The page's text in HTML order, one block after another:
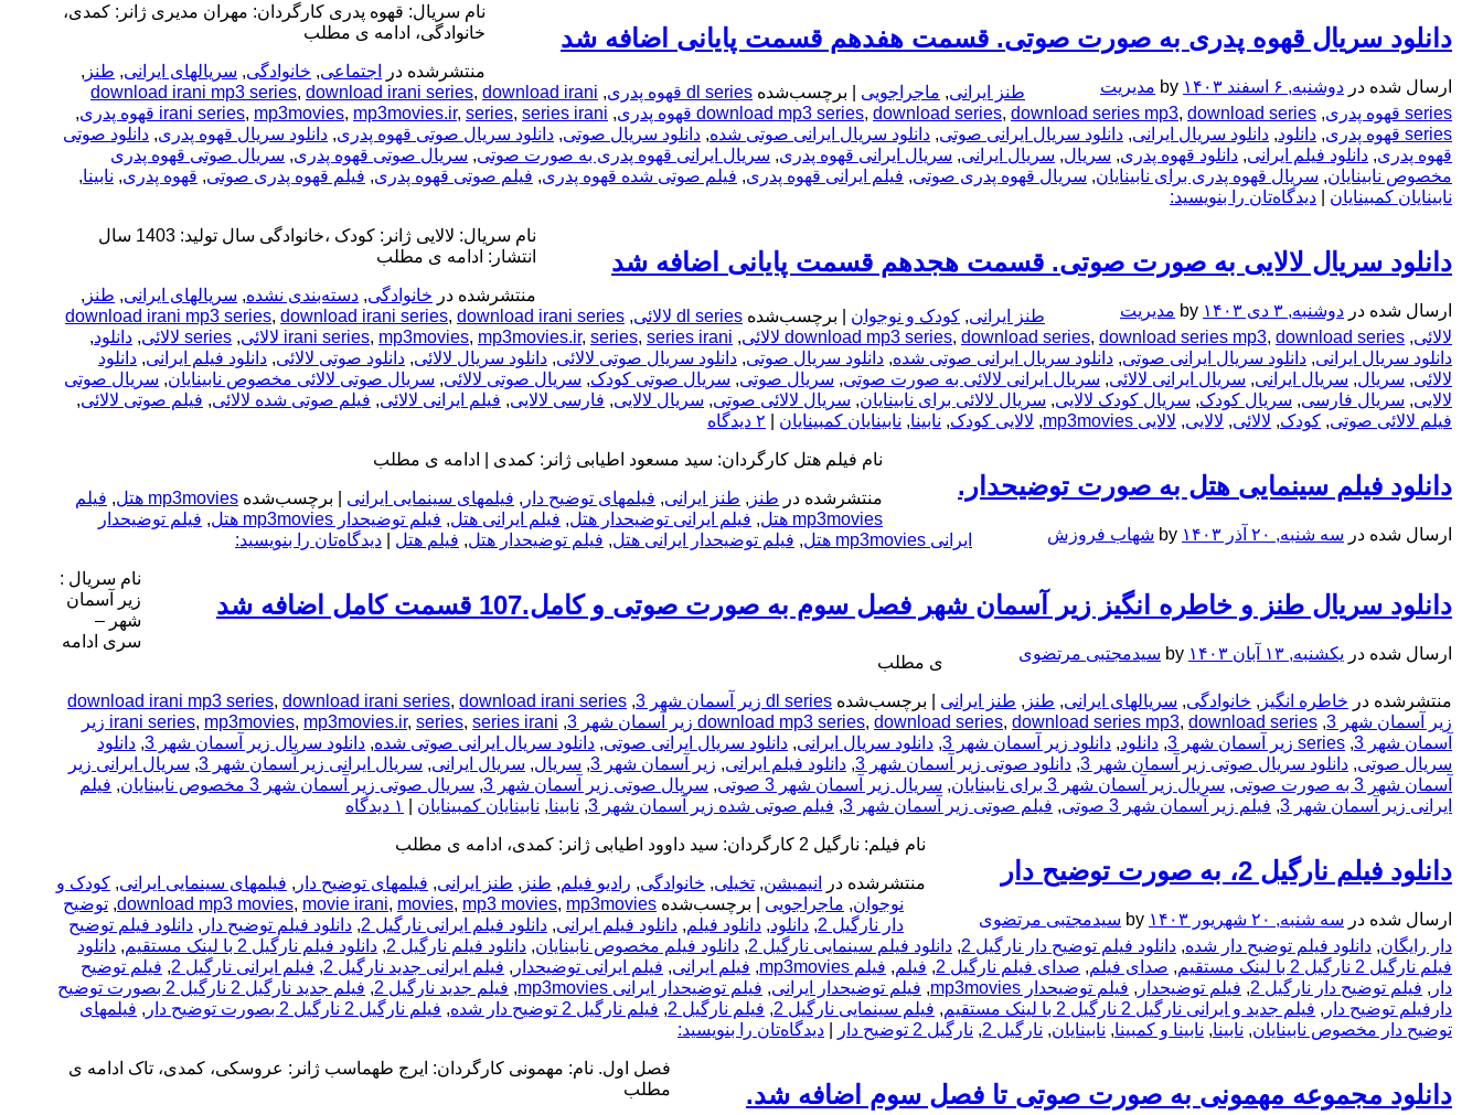
دانلود سریال قهوه پدری به صورت صوتی. قسمت هفدهم قسمت پایانی اضافه شد
ارسال شده در دوشنبه, ۶ اسفند ۱۴۰۳ by مدیریت
نام سریال: قهوه پدری کارگردان: مهران مدیری ژانر: کمدی،
خانوادگی، ادامه ی مطلب
منتشرشده در اجتماعی, خانوادگی, سریالهای ایرانی, طنز ,
طنز ایرانی, ماجراجویی برچسب‌شده dl series قهوه پدری ,
download irani mp3 series, download irani series, download irani
series قهوه پدری
,
download mp3 series, download series, download series mp3, download series قهوه پدری ,
irani series, mp3movies, mp3movies.ir, series, series irani قهوه پدری
,
series قهوه پدری
, دانلود, دانلود سریال ایرانی, دانلود سریال ایرانی صوتی, دانلود سریال ایرانی صوتی شده, دانلود سریال صوتی, دانلود سریال صوتی قهوه پدری, دانلود سریال قهوه پدری, دانلود صوتی
قهوه پدری, دانلود فیلم ایرانی, دانلود قهوه پدری, سریال, سریال ایرانی, سریال ایرانی قهوه پدری, سریال ایرانی قهوه پدری به صورت صوتی, سریال صوتی قهوه پدری, سریال صوتی قهوه پدری
مخصوص نابینایان, سریال قهوه پدری برای نابینایان, سریال قهوه پدری صوتی, فیلم ایرانی قهوه پدری, فیلم صوتی شده قهوه پدری, فیلم صوتی قهوه پدری, فیلم قهوه پدری صوتی, قهوه پدری, نابینا,
نابینایان کمبینایان
دیدگاه‌تان را بنویسید:
دانلود سریال لالایی به صورت صوتی. قسمت هجدهم قسمت پایانی اضافه شد
ارسال شده در دوشنبه, ۳ دی ۱۴۰۳ by مدیریت
نام سریال: لالایی ژانر: کودک ،خانوادگی سال تولید: 1403 سال
انتشار: ادامه ی مطلب
منتشرشده در خانوادگی, دسته‌بندی نشده, سریالهای ایرانی, طنز ,
طنز ایرانی, کودک و نوجوان برچسب‌شده dl series لالائی ,
download irani mp3 series, download irani series, download irani series
لالائی,
download mp3 series, download series, download series mp3, download series لالائی ,
irani series, mp3movies, mp3movies.ir, series, series irani لالائی , series لالائی , دانلود,
دانلود سریال ایرانی, دانلود سریال ایرانی صوتی, دانلود سریال ایرانی صوتی شده, دانلود سریال صوتی, دانلود سریال صوتی لالائی, دانلود سریال لالائی, دانلود صوتی لالائی, دانلود فیلم ایرانی, دانلود
لالائی, سریال, سریال ایرانی, سریال ایرانی لالائی, سریال ایرانی لالائی به صورت صوتی, سریال صوتی, سریال صوتی کودک, سریال صوتی لالائی, سریال صوتی لالائی مخصوص نابینایان, سریال صوتی
لالایی, سریال فارسی, سریال کودک, سریال کودک لالایی, سریال لالائی برای نابینایان, سریال لالائی صوتی, سریال لالایی, فارسی لالایی, فیلم ایرانی لالائی, فیلم صوتی شده لالائی, فیلم صوتی لالائی,
فیلم لالائی صوتی, کودک, لالائی, لالایی, لالایی mp3movies , لالایی کودک, نابینا, نابینایان کمبینایان ۲ دیدگاه
دانلود فیلم سینمایی هتل به صورت توضیحدار.
ارسال شده در سه شنبه, ۲۰ آذر ۱۴۰۳ by شهاب فروزش
نام فیلم هتل کارگردان: سید مسعود اطیابی ژانر: کمدی | ادامه ی مطلب
منتشرشده در طنز , طنز ایرانی, فیلمهای توضیح دار , فیلمهای سینمایی ایرانی برچسب‌شده mp3movies هتل , فیلم
mp3movies هتل
, فیلم ایرانی توضیحدار هتل, فیلم ایرانی هتل, فیلم توضیحدار mp3movies هتل , فیلم توضیحدار
ایرانی mp3movies هتل
, فیلم توضیحدار ایرانی هتل, فیلم توضیحدار هتل, فیلم هتل دیدگاه‌تان را بنویسید:
دانلود سریال طنز و خاطره انگیز زیر آسمان شهر فصل سوم به صورت صوتی و کامل.107 قسمت کامل اضافه شد
ارسال شده در یکشنبه, ۱۳ آبان ۱۴۰۳ by سیدمجتبی مرتضوی
نام سریال :
زیر آسمان
شهر –
سری ادامه
ی مطلب
منتشرشده در خاطره انگیز , خانوادگی, سریالهای ایرانی, طنز , طنز ایرانی برچسب‌شده dl series زیر آسمان شهر 3 ,
download irani mp3 series, download irani series, download irani series
زیر آسمان شهر 3
,
download mp3 series, download series, download series mp3, download series زیر آسمان شهر 3 ,
irani series, mp3movies, mp3movies.ir, series,
series irani زیر
آسمان شهر 3
, series زیر آسمان شهر 3 , دانلود, دانلود زیر آسمان شهر 3 , دانلود سریال ایرانی, دانلود سریال ایرانی صوتی, دانلود سریال ایرانی صوتی شده, دانلود سریال زیر آسمان شهر 3 , دانلود
سریال صوتی, دانلود سریال صوتی زیر آسمان شهر 3 , دانلود صوتی زیر آسمان شهر 3 , دانلود فیلم ایرانی, زیر آسمان شهر 3 , سریال, سریال ایرانی, سریال ایرانی زیر آسمان شهر 3 , سریال ایرانی زیر
آسمان شهر 3 به صورت صوتی
, سریال زیر آسمان شهر 3 برای نابینایان , سریال زیر آسمان شهر 3 صوتی , سریال صوتی زیر آسمان شهر 3 , سریال صوتی زیر آسمان شهر 3 مخصوص نابینایان , فیلم
ایرانی زیر آسمان شهر 3
, فیلم زیر آسمان شهر 3 صوتی , فیلم صوتی زیر آسمان شهر 3 , فیلم صوتی شده زیر آسمان شهر 3 , نابینا, نابینایان کمبینایان ۱ دیدگاه
دانلود فیلم نارگیل 2، به صورت توضیح دار
ارسال شده در سه شنبه, ۲۰ شهریور ۱۴۰۳ by سیدمجتبی مرتضوی
نام فیلم: نارگیل 2 کارگردان: سید داوود اطیابی ژانر: کمدی، ادامه ی مطلب
منتشرشده در انیمیشن, تخیلی, خانوادگی, رادیو فیلم, طنز , طنز ایرانی, فیلمهای توضیح دار , فیلمهای سینمایی ایرانی, کودک و
نوجوان, ماجراجویی برچسب‌شده download mp3 movies, movie irani, movies, mp3 movies, mp3movies
, توضیح
دار نارگیل 2
, دانلود, دانلود فیلم, دانلود فیلم ایرانی, دانلود فیلم ایرانی نارگیل 2 , دانلود فیلم توضیح دار , دانلود فیلم توضیح
دار رایگان, دانلود فیلم توضیح دار شده, دانلود فیلم توضیح دار نارگیل 2 , دانلود فیلم سینمایی نارگیل 2 , دانلود فیلم مخصوص نابینایان, دانلود فیلم نارگیل 2 , دانلود فیلم نارگیل 2 با لینک مستقیم , دانلود
فیلم نارگیل 2 نارگیل 2 با لینک مستقیم
, صدای فیلم, صدای فیلم نارگیل 2 , فیلم, فیلم mp3movies , فیلم ایرانی, فیلم ایرانی توضیحدار , فیلم ایرانی جدید نارگیل 2 , فیلم ایرانی نارگیل 2 , فیلم توضیح
دار , فیلم توضیح دار نارگیل 2 , فیلم توضیحدار , فیلم توضیحدار mp3movies , فیلم توضیحدار ایرانی, فیلم توضیحدار ایرانی mp3movies , فیلم جدید نارگیل 2 ,
فیلم جدید نارگیل 2 نارگیل 2 بصورت توضیح
دارفیلم توضیح دار , فیلم جدید و ایرانی نارگیل 2 نارگیل 2 با لینک مستقیم , فیلم سینمایی نارگیل 2 , فیلم نارگیل 2 , فیلم نارگیل 2 توضیح دار شده , فیلم نارگیل 2 نارگیل 2 بصورت توضیح دار , فیلمهای
توضیح دار مخصوص نابینایان, نابینا, نابینا و کمبینا, نابینایان, نارگیل 2 , نارگیل 2 توضیح دار دیدگاه‌تان را بنویسید:
دانلود مجموعه مهمونی به صورت صوتی تا فصل سوم اضافه شد.
فصل اول. نام: مهمونی کارگردان: ایرج طهماسب ژانر: عروسکی، کمدی، تاک ادامه ی
مطلب